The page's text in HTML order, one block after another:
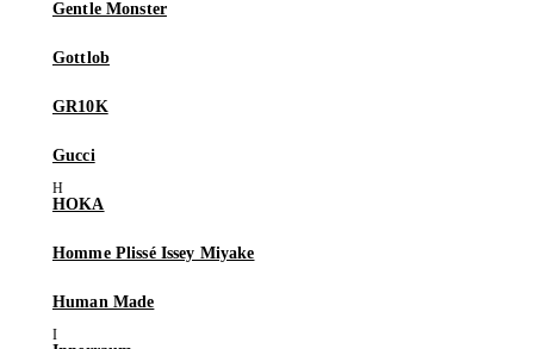
Gentle Monster
Gottlob
GR10K
Gucci
HOKA
Homme Plissé Issey Miyake
Human Made